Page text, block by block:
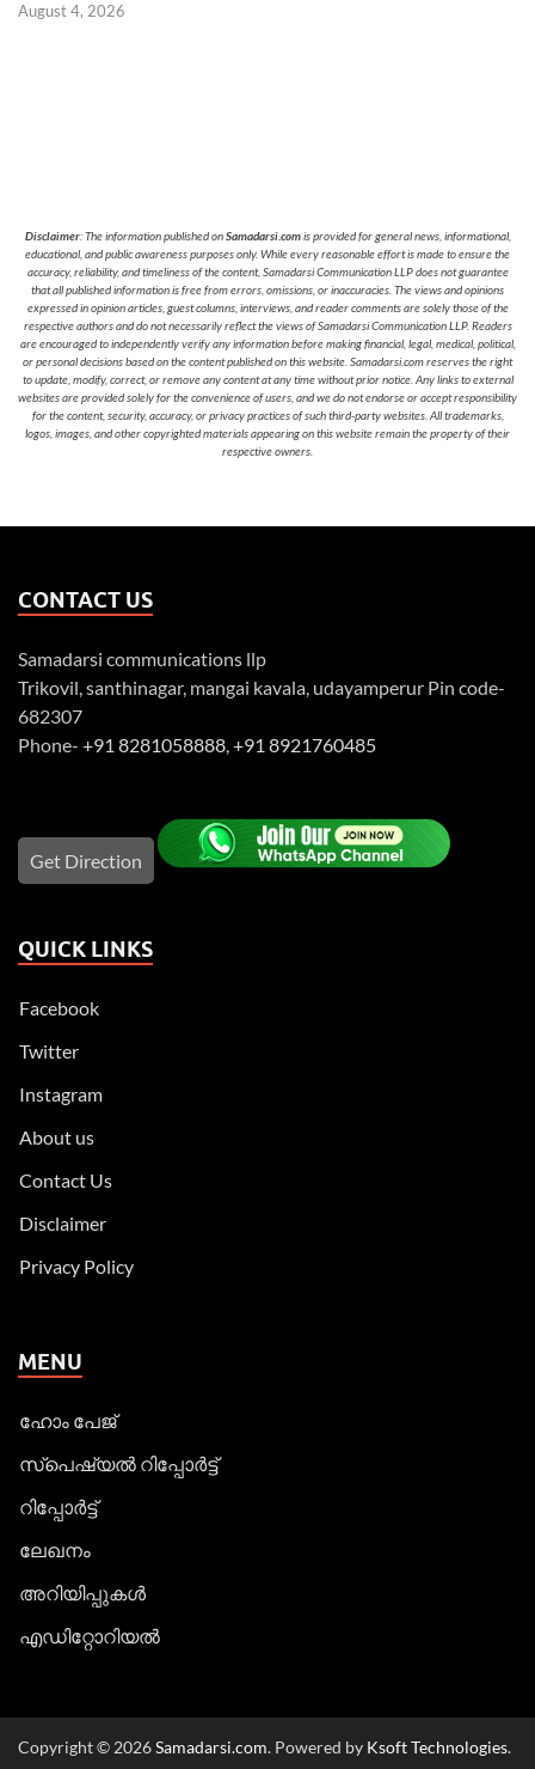
August 4, 2026
Disclaimer: The information published onSamadarsi.comis provided for general news, informational,
educational, and public awareness purposes only. While every reasonable effort is made to ensure the
accuracy, reliability, and timeliness of the content, Samadarsi Communication LLP does not guarantee
that all published information is free from errors, omissions, or inaccuracies. The views and opinions
expressed in opinion articles, guest columns, interviews, and reader comments are solely those of the
respective authors and do not necessarily reflect the views of Samadarsi Communication LLP. Readers
are encouraged to independently verify any information before making financial, legal, medical, political,
or personal decisions based on the content published on this website. Samadarsi.com reserves the right
to update, modify, correct, or remove any content at any time without prior notice. Any links to external
websites are provided solely for the convenience of users, and we do not endorse or accept responsibility
for the content, security, accuracy, or privacy practices of such third-party websites. All trademarks,
logos, images, and other copyrighted materials appearing on this website remain the property of their
respective owners.
CONTACT US
Samadarsi communications llp
Trikovil, santhinagar, mangai kavala, udayamperur Pin code-
682307
Phone- +91 8281058888,+91 8921760485
Get Direction
QUICK LINKS
Facebook
Twitter
Instagram
About us
Contact Us
Disclaimer
Privacy Policy
MENU
ഹോം പേജ്
സ്പെഷ്യൽ റിപ്പോര്‍ട്ട്
റിപ്പോര്‍ട്ട്
ലേഖനം
അറിയിപ്പുകള്‍
എഡിറ്റോറിയല്‍
Copyright © 2026Samadarsi.com. Powered by Ksoft Technologies.